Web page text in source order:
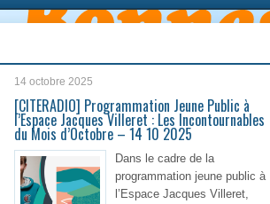
14 octobre 2025
[CITERADIO] Programmation Jeune Public à
l’Espace Jacques Villeret : Les Incontournables
du Mois d’Octobre – 14 10 2025
Dans le cadre de la
programmation jeune public à
l’Espace Jacques Villeret,